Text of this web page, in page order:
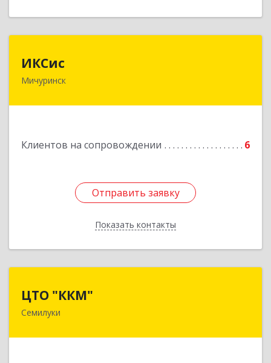
ИКСис
Мичуринск
Клиентов на сопровождении 6
Отправить заявку
Показать контакты
Отправить заявку
Назад
ЦТО "ККМ"
Семилуки